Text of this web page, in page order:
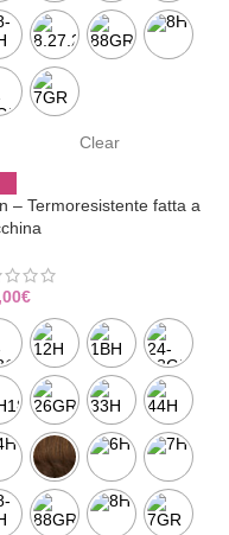
Clear
– Termoresistente fatta a
€